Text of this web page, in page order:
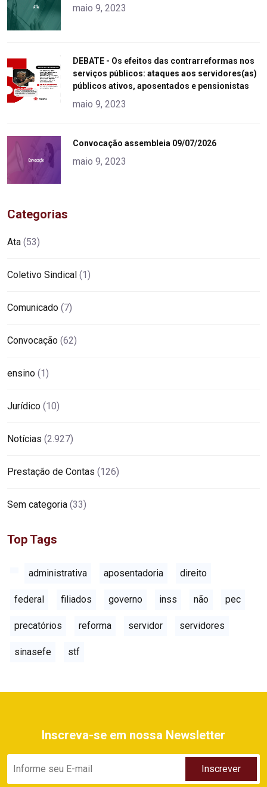
alt="product">
maio 9, 2023
alt="product">
DEBATE - Os efeitos das contrarreformas nos
serviços públicos: ataques aos servidores(as)
públicos ativos, aposentados e pensionistas
maio 9, 2023
alt="product">
Convocação assembleia 09/07/2026
maio 9, 2023
Categorias
Ata (53)
Coletivo Sindical (1)
Comunicado (7)
Convocação (62)
ensino (1)
Jurídico (10)
Notícias (2.927)
Prestação de Contas (126)
Sem categoria (33)
Top Tags
administrativa aposentadoria direito
federal filiados governo inss não pec
precatórios reforma servidor servidores
sinasefe stf
Inscreva-se em nossa Newsletter